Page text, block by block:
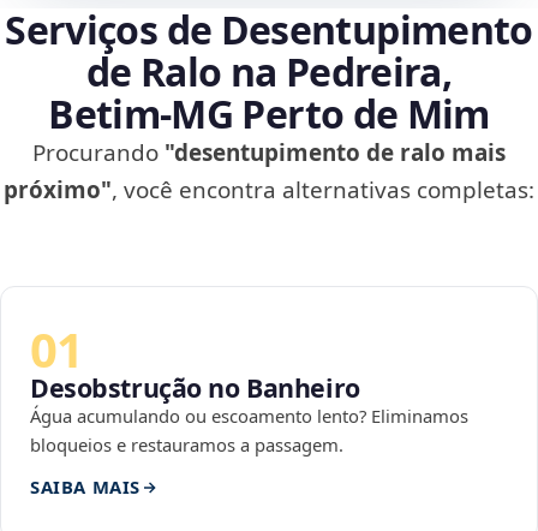
Serviços de Desentupimento
de Ralo na Pedreira,
Betim‑MG Perto de Mim
Procurando "desentupimento de ralo mais
próximo", você encontra alternativas completas:
01
Desobstrução no Banheiro
Água acumulando ou escoamento lento? Eliminamos
bloqueios e restauramos a passagem.
SAIBA MAIS